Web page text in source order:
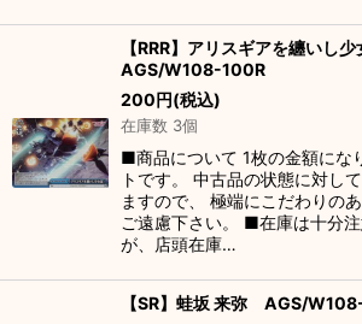
【RRR】アリスギアを纏いし
AGS/W108-100R
200円(税込)
在庫数 3個
■商品について 1枚の金額にな
トです。 中古品の状態に対し
ますので、 極端にこだわりの
ご遠慮下さい。 ■在庫は十分
が、店頭在庫…
【SR】蛙坂 来弥 AGS/